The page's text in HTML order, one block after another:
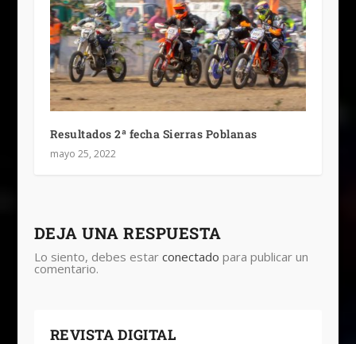
Resultados 2ª fecha Sierras Poblanas
mayo 25, 2022
DEJA UNA RESPUESTA
Lo siento, debes estar conectado para publicar un
comentario.
REVISTA DIGITAL